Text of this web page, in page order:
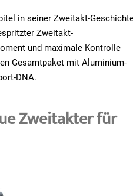
in seiner Zweitakt-
Zweitakt-
und maximale Kontrolle
Gesamtpaket mit Aluminium-
DNA.
Zweitakter für